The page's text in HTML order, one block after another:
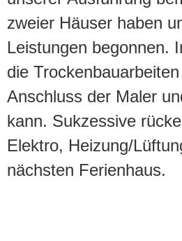
zweier Häuser haben
Leistungen begonnen.
die
Anschluss der Maler
kann. Sukzessive
Elektro, Heizung/
nächsten Ferienhaus.